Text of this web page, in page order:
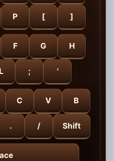
P [ ]
F G H
L ; '
C V B
. / Shift